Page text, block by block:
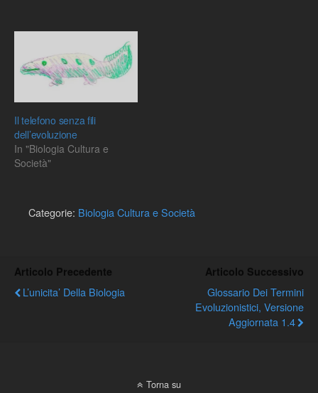
Il telefono senza fili
dell’evoluzione
In "Biologia Cultura e
Società"
Categorie: Biologia Cultura e Società
Articolo Precedente
L’unicita’ Della Biologia
Articolo Successivo
Glossario Dei Termini
Evoluzionistici, Versione
Aggiornata 1.4
Torna su